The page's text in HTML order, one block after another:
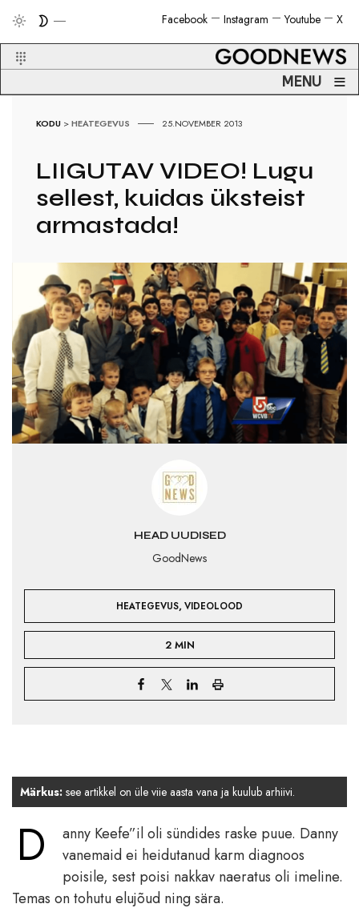
X
Youtube
Instagram
Facebook
MENU ≡
KODU >HEATEGEVUS 25.NOVEMBER 2013
LIIGUTAV VIDEO! Lugu
sellest, kuidas üksteist
armastada!
HEAD UUDISED
GoodNews
HEATEGEVUS, VIDEOLOOD
2 MIN
Märkus: see artikkel on üle viie aasta vana ja kuulub arhiivi.
D
anny Keefe”il oli sündides raske puue. Danny
vanemaid ei heidutanud karm diagnoos
poisile, sest poisi nakkav naeratus oli imeline.
Temas on tohutu elujõud ning sära.